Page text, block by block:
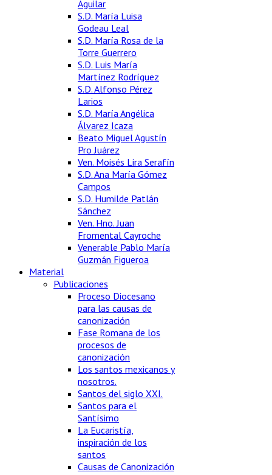
Aguilar
S.D. María Luisa
Godeau Leal
S.D. María Rosa de la
Torre Guerrero
S.D. Luis María
Martínez Rodríguez
S.D. Alfonso Pérez
Larios
S.D. María Angélica
Álvarez Icaza
Beato Miguel Agustín
Pro Juárez
Ven. Moisés Lira Serafín
S.D. Ana María Gómez
Campos
S.D. Humilde Patlán
Sánchez
Ven. Hno. Juan
Fromental Cayroche
Venerable Pablo María
Guzmán Figueroa
Material
Publicaciones
Proceso Diocesano
para las causas de
canonización
Fase Romana de los
procesos de
canonización
Los santos mexicanos y
nosotros.
Santos del siglo XXI.
Santos para el
Santísimo
La Eucaristía,
inspiración de los
santos
Causas de Canonización